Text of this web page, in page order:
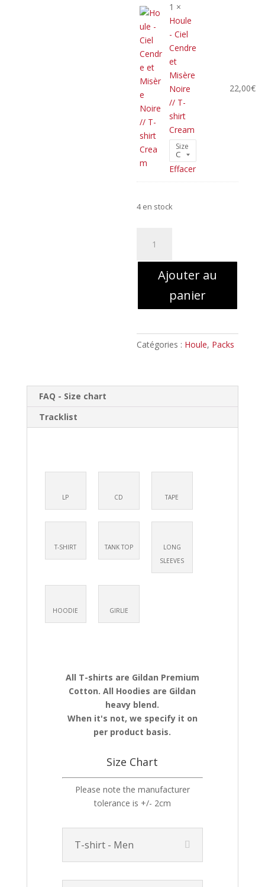
1 ×
Houle
- Ciel
Cendre
et
Misère
Noire
// T-
shirt
Cream
Size
Effacer
22,00€
4 en stock
Houle
Noire
Black
shirt
Ajouter au
panier
Catégories : Houle, Packs
FAQ - Size chart
Tracklist
LP CD TAPE
T-SHIRT TANK TOP
LONG
SLEEVES
HOODIE GIRLIE
All T-shirts are Gildan Premium
Cotton. All Hoodies are Gildan
heavy blend.
When it's not, we specify it on
per product basis.
Size Chart
Please note the manufacturer
tolerance is +/- 2cm
T-shirt - Men